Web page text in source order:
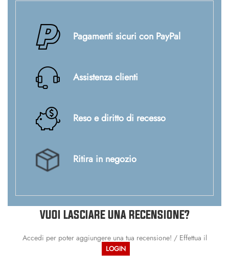
Pagamenti sicuri con PayPal
Assistenza clienti
Reso e diritto di recesso
Ritira in negozio
VUOI LASCIARE UNA RECENSIONE?
Accedi per poter aggiungere una tua recensione! / Effettua il
LOGIN